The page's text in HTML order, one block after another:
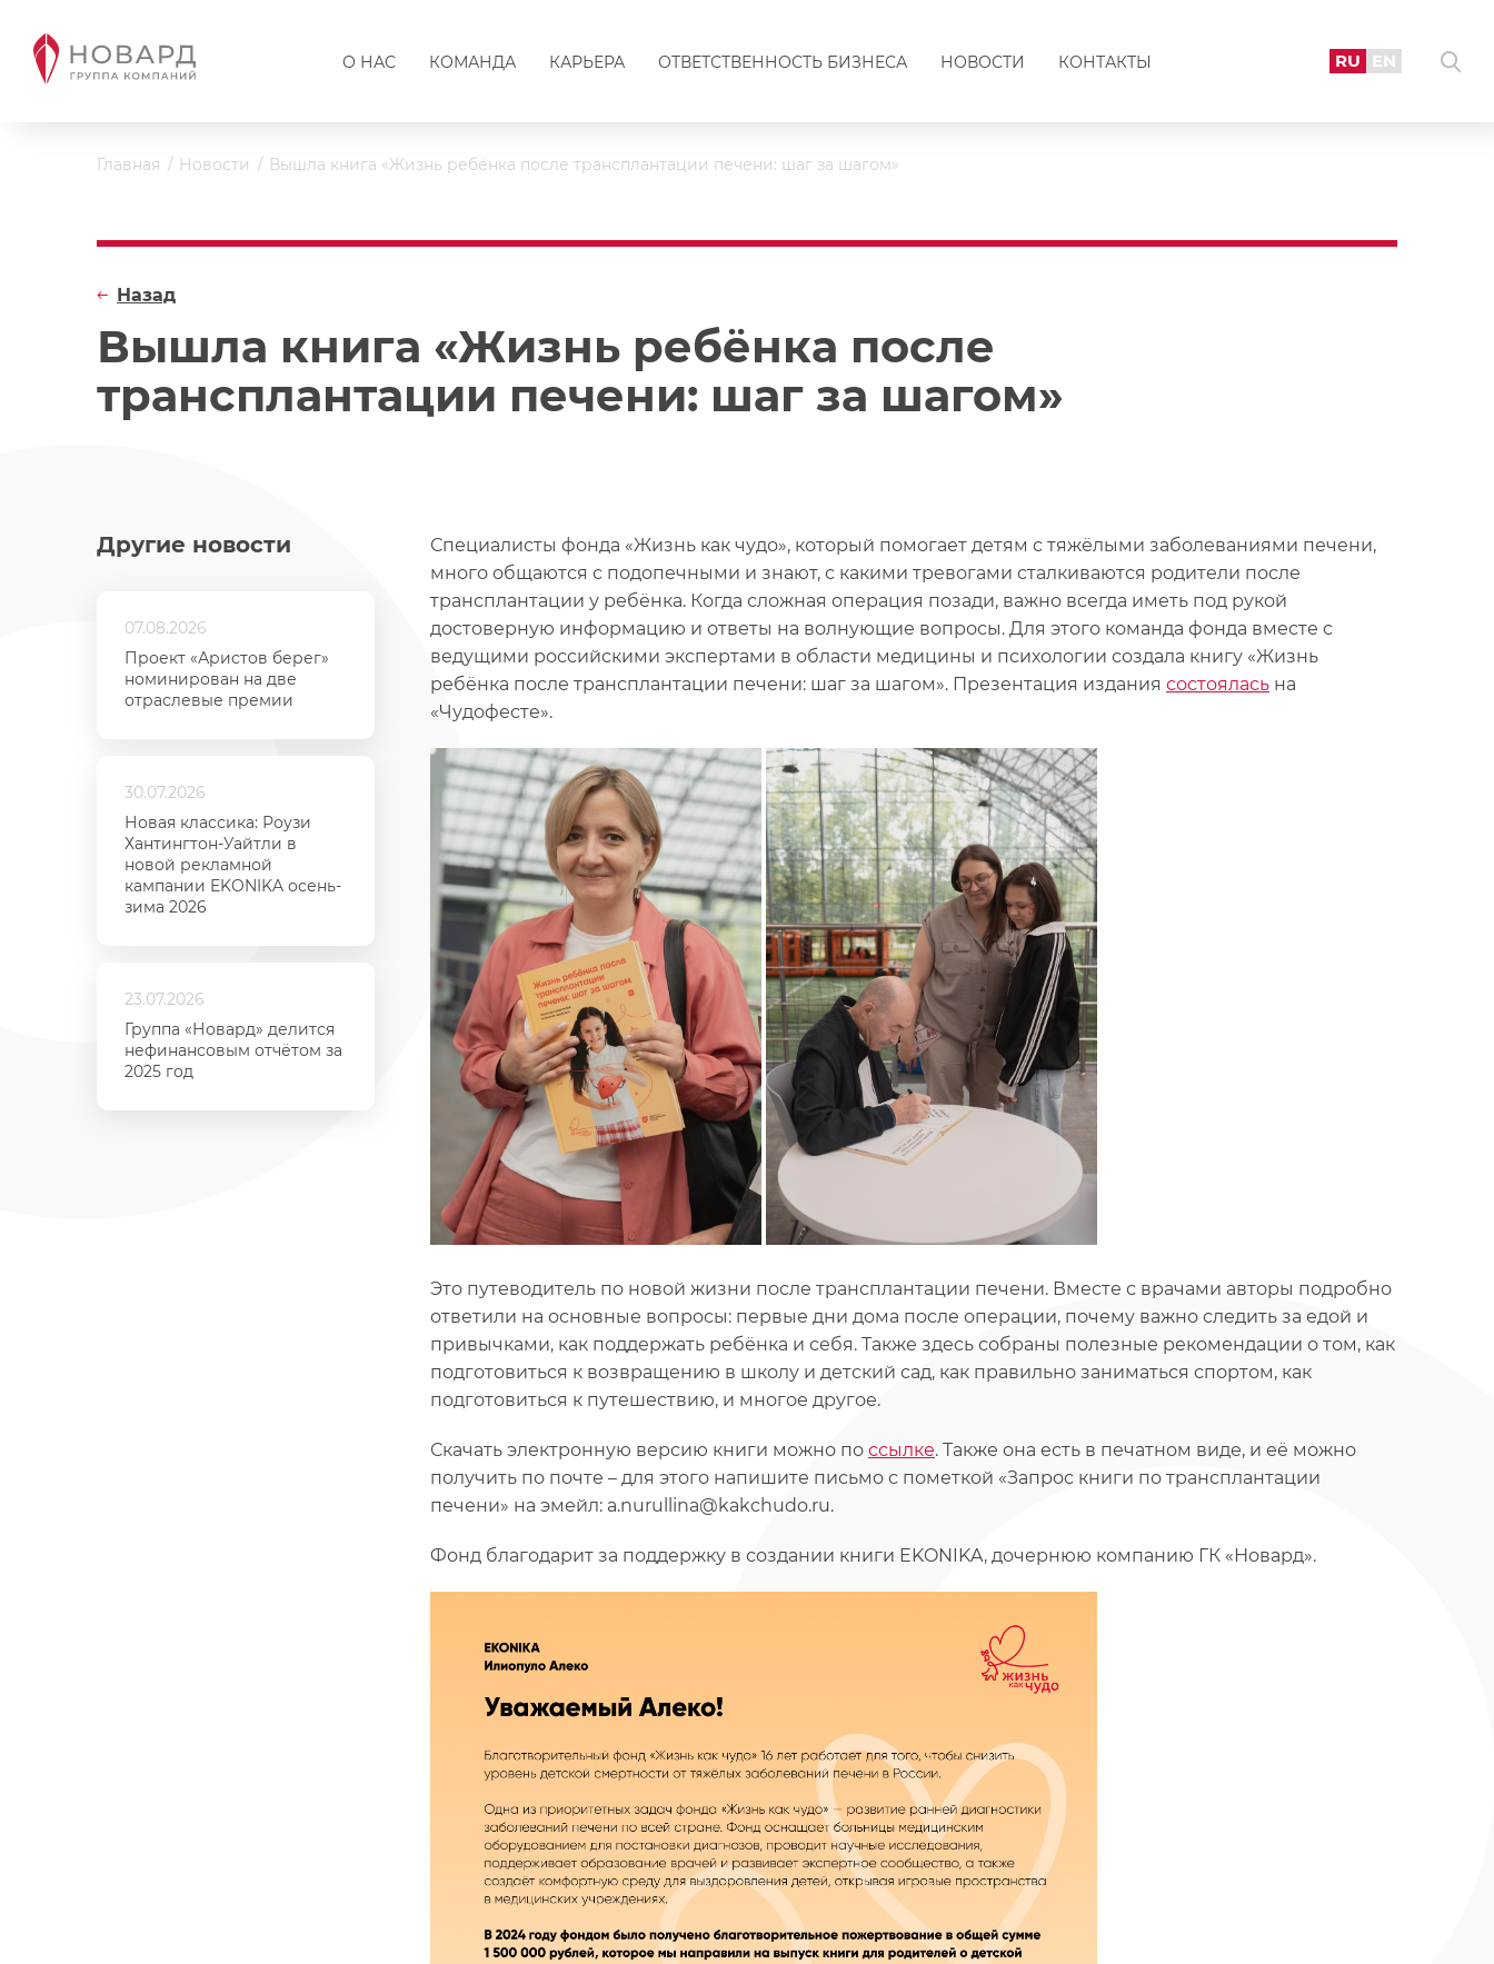
О НАС КОМАНДА КАРЬЕРА ОТВЕТСТВЕННОСТЬ БИЗНЕСА НОВОСТИ КОНТАКТЫ RU EN
Главная Новости Вышла книга «Жизнь ребёнка после трансплантации печени: шаг за шагом»
Вышла книга «Жизнь ребёнка после
трансплантации печени: шаг за шагом»
Назад
Другие новости
07.08.2026
Проект «Аристов берег»
номинирован на две
отраслевые премии
30.07.2026
Новая классика: Роузи
Хантингтон-Уайтли в
новой рекламной
кампании EKONIKA осень-
зима 2026
23.07.2026
Группа «Новард» делится
нефинансовым отчётом за
2025 год
Специалисты фонда «Жизнь как чудо», который помогает детям с тяжёлыми заболеваниями печени,
много общаются с подопечными и знают, с какими тревогами сталкиваются родители после
трансплантации у ребёнка. Когда сложная операция позади, важно всегда иметь под рукой
достоверную информацию и ответы на волнующие вопросы. Для этого команда фонда вместе с
ведущими российскими экспертами в области медицины и психологии создала книгу «Жизнь
ребёнка после трансплантации печени: шаг за шагом». Презентация издания состоялась на
«Чудофесте».
Это путеводитель по новой жизни после трансплантации печени. Вместе с врачами авторы подробно
ответили на основные вопросы: первые дни дома после операции, почему важно следить за едой и
привычками, как поддержать ребёнка и себя. Также здесь собраны полезные рекомендации о том, как
подготовиться к возвращению в школу и детский сад, как правильно заниматься спортом, как
подготовиться к путешествию, и многое другое.
Скачать электронную версию книги можно по ссылке. Также она есть в печатном виде, и её можно
получить по почте – для этого напишите письмо с пометкой «Запрос книги по трансплантации
печени» на эмейл: a.nurullina@kakchudo.ru.
Фонд благодарит за поддержку в создании книги EKONIKA, дочернюю компанию ГК «Новард».